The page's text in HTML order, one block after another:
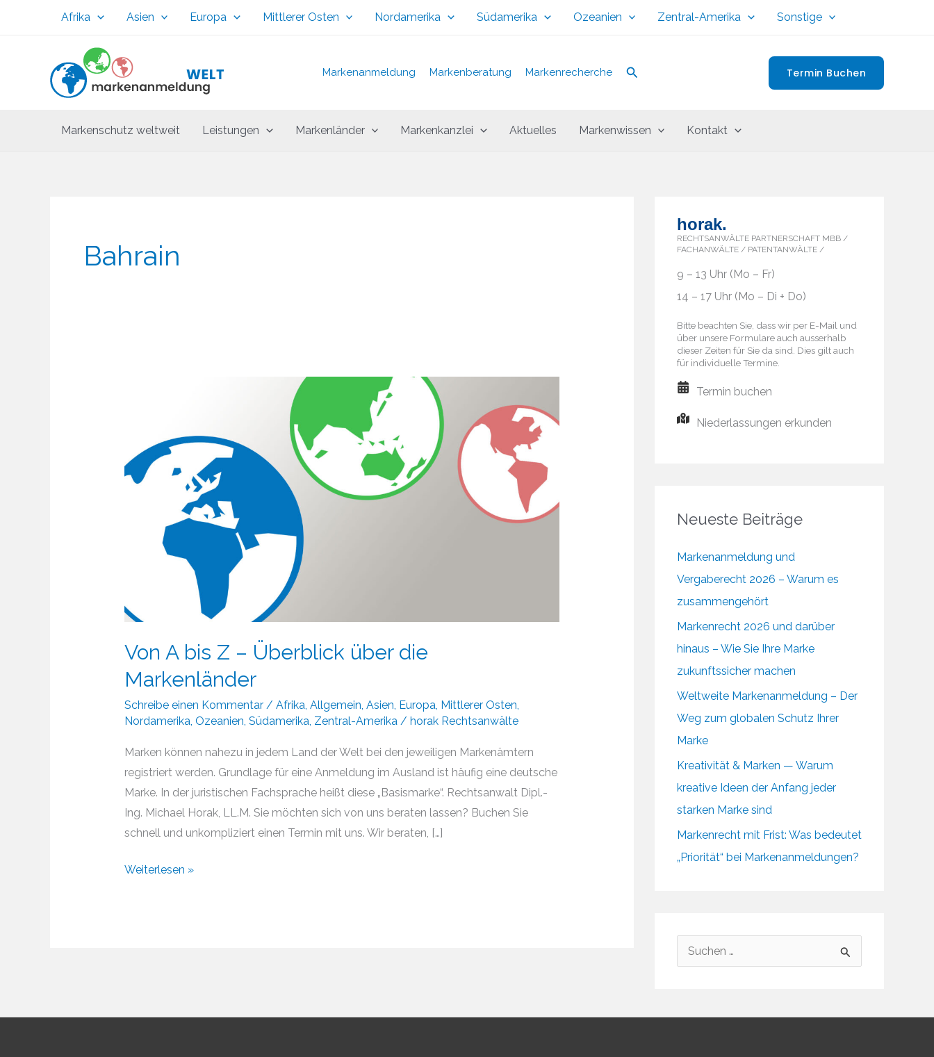
Afrika Asien Europa Mittlerer Osten Nordamerika Südamerika Ozeanien Zentral-Amerika Sonstige
Markenanmeldung Markenberatung Markenrecherche Suchen Termin Buchen
Markenschutz weltweit Leistungen Markenländer Markenkanzlei Aktuelles Markenwissen Kontakt
Bahrain
Von A bis Z – Überblick über die
Markenländer
Schreibe einen Kommentar / Afrika, Allgemein, Asien, Europa, Mittlerer Osten,
Nordamerika, Ozeanien, Südamerika, Zentral-Amerika/ horak Rechtsanwälte
Marken können nahezu in jedem Land der Welt bei den jeweiligen Markenämtern
registriert werden. Grundlage für eine Anmeldung im Ausland ist häufig eine deutsche
Marke. In der juristischen Fachsprache heißt diese „Basismarke“. Rechtsanwalt Dipl.-
Ing. Michael Horak, LL.M. Sie möchten sich von uns beraten lassen? Buchen Sie
schnell und unkompliziert einen Termin mit uns. Wir beraten, […]
Von
Weiterlesen »
horak.
RECHTSANWÄLTE PARTNERSCHAFT MBB /
FACHANWÄLTE / PATENTANWÄLTE /
9 – 13 Uhr (Mo – Fr)
14 – 17 Uhr (Mo – Di + Do)
Bitte beachten Sie, dass wir per E-Mail und
über unsere Formulare auch ausserhalb
dieser Zeiten für Sie da sind. Dies gilt auch
für individuelle Termine.
Termin buchen
Niederlassungen erkunden
Neueste Beiträge
Markenanmeldung und
Vergaberecht 2026 – Warum es
zusammengehört
Markenrecht 2026 und darüber
hinaus – Wie Sie Ihre Marke
zukunftssicher machen
Weltweite Markenanmeldung – Der
Weg zum globalen Schutz Ihrer
Marke
Kreativität & Marken — Warum
kreative Ideen der Anfang jeder
starken Marke sind
Markenrecht mit Frist: Was bedeutet
„Priorität“ bei Markenanmeldungen?
u